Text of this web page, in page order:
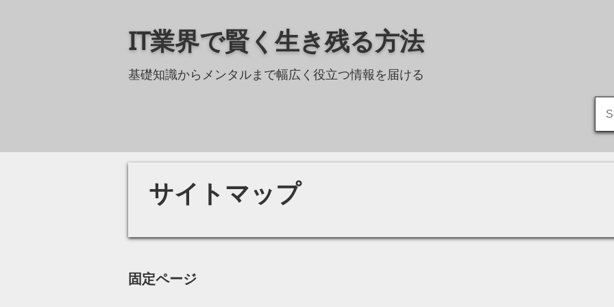
IT業界で賢く生き残る方法
基礎知識からメンタルまで幅広く役立つ情報を届ける
for:
サイトマップ
固定ページ